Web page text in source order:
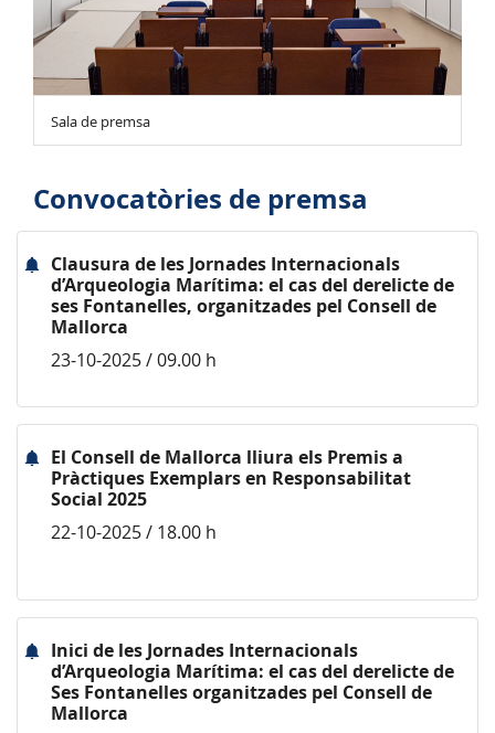
Sala de premsa
Convocatòries de premsa
Clausura de les Jornades Internacionals
d’Arqueologia Marítima: el cas del derelicte de
ses Fontanelles, organitzades pel Consell de
Mallorca
23-10-2025 / 09.00 h
El Consell de Mallorca lliura els Premis a
Pràctiques Exemplars en Responsabilitat
Social 2025
22-10-2025 / 18.00 h
Inici de les Jornades Internacionals
d’Arqueologia Marítima: el cas del derelicte de
Ses Fontanelles organitzades pel Consell de
Mallorca